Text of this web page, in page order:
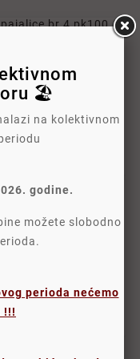

 
Br.4 Pk100
24778 Nikl
46,80 RSD
  
Fornax 24783 Nikl
RSD + 20% PDV
🏖️
na kolektivnom
godine.
možete slobodno
perioda nećemo
!!!